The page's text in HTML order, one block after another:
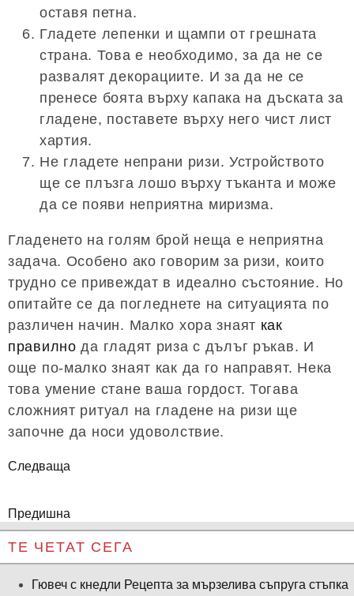
оставя петна.
Гладете лепенки и щампи от грешната
страна. Това е необходимо, за да не се
развалят декорациите. И за да не се
пренесе боята върху капака на дъската за
гладене, поставете върху него чист лист
хартия.
Не гладете непрани ризи. Устройството
ще се плъзга лошо върху тъканта и може
да се появи неприятна миризма.
Гладенето на голям брой неща е неприятна
задача. Особено ако говорим за ризи, които
трудно се привеждат в идеално състояние. Но
опитайте се да погледнете на ситуацията по
различен начин. Малко хора знаят как
правилно да гладят риза с дълъг ръкав. И
още по-малко знаят как да го направят. Нека
това умение стане ваша гордост. Тогава
сложният ритуал на гладене на ризи ще
започне да носи удоволствие.
Следваща
Предишна
ТЕ ЧЕТАТ СЕГА
Гювеч с кнедли Рецепта за мързелива съпруга стъпка